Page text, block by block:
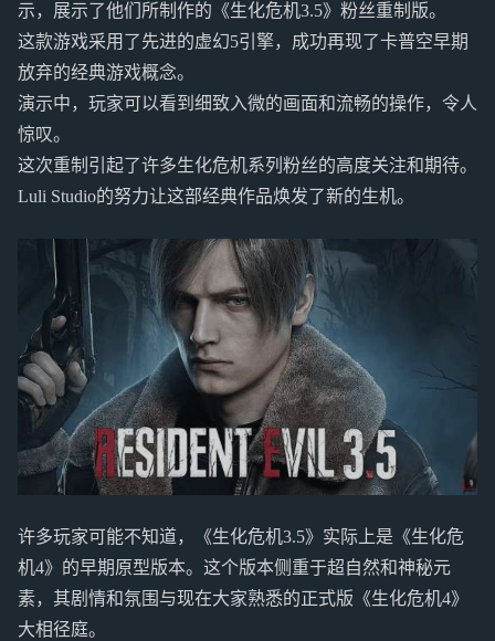
示，展示了他们所制作的《生化危机3.5》粉丝重制版。
这款游戏采用了先进的虚幻5引擎，成功再现了卡普空早期
放弃的经典游戏概念。
演示中，玩家可以看到细致入微的画面和流畅的操作，令人
惊叹。
这次重制引起了许多生化危机系列粉丝的高度关注和期待。
Luli Studio的努力让这部经典作品焕发了新的生机。
许多玩家可能不知道，《生化危机3.5》实际上是《生化危
机4》的早期原型版本。这个版本侧重于超自然和神秘元
素，其剧情和氛围与现在大家熟悉的正式版《生化危机4》
大相径庭。